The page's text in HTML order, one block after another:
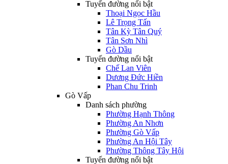
Tuyến đường nổi bật
Thoại Ngọc Hầu
Lê Trọng Tấn
Tân Kỳ Tân Quý
Tân Sơn Nhì
Gò Dầu
Tuyến đường nổi bật
Chế Lan Viên
Dương Đức Hiền
Phan Chu Trinh
Gò Vấp
Danh sách phường
Phường Hạnh Thông
Phường An Nhơn
Phường Gò Vấp
Phường An Hội Tây
Phường Thông Tây Hội
Tuyến đường nổi bật